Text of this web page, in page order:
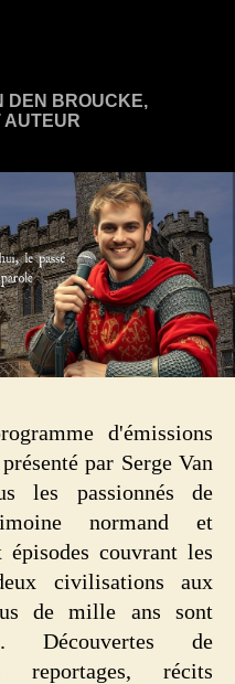
DEN BROUCKE,
AUTEUR
d'émissions
par Serge Van
les passionnés de
normand et
épisodes couvrant les
civilisations aux
de mille ans sont
Découvertes de
reportages, récits